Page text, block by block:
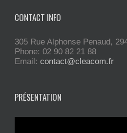
CONTACT INFO
305 Rue Alphonse Penaud,
Phone: 02 90 82 21 88
Email: contact@cleacom.fr
PRÉSENTATION